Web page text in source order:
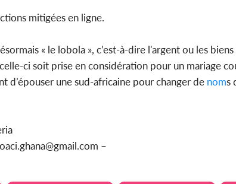
mitigées en ligne.
« le lobola », c’est-à-dire l'argent ou les
ci soit prise en considération pour un mariage
une sud-africaine pour changer de noms
–